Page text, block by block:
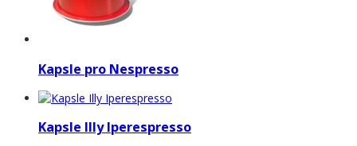
Kapsle pro Nespresso
Kapsle Illy Iperespresso